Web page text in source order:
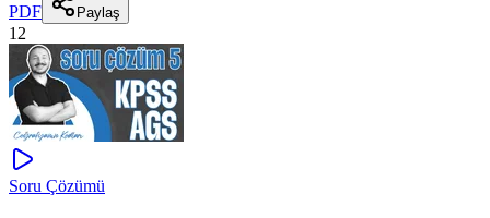
PDF Paylaş
12
Soru Çözümü